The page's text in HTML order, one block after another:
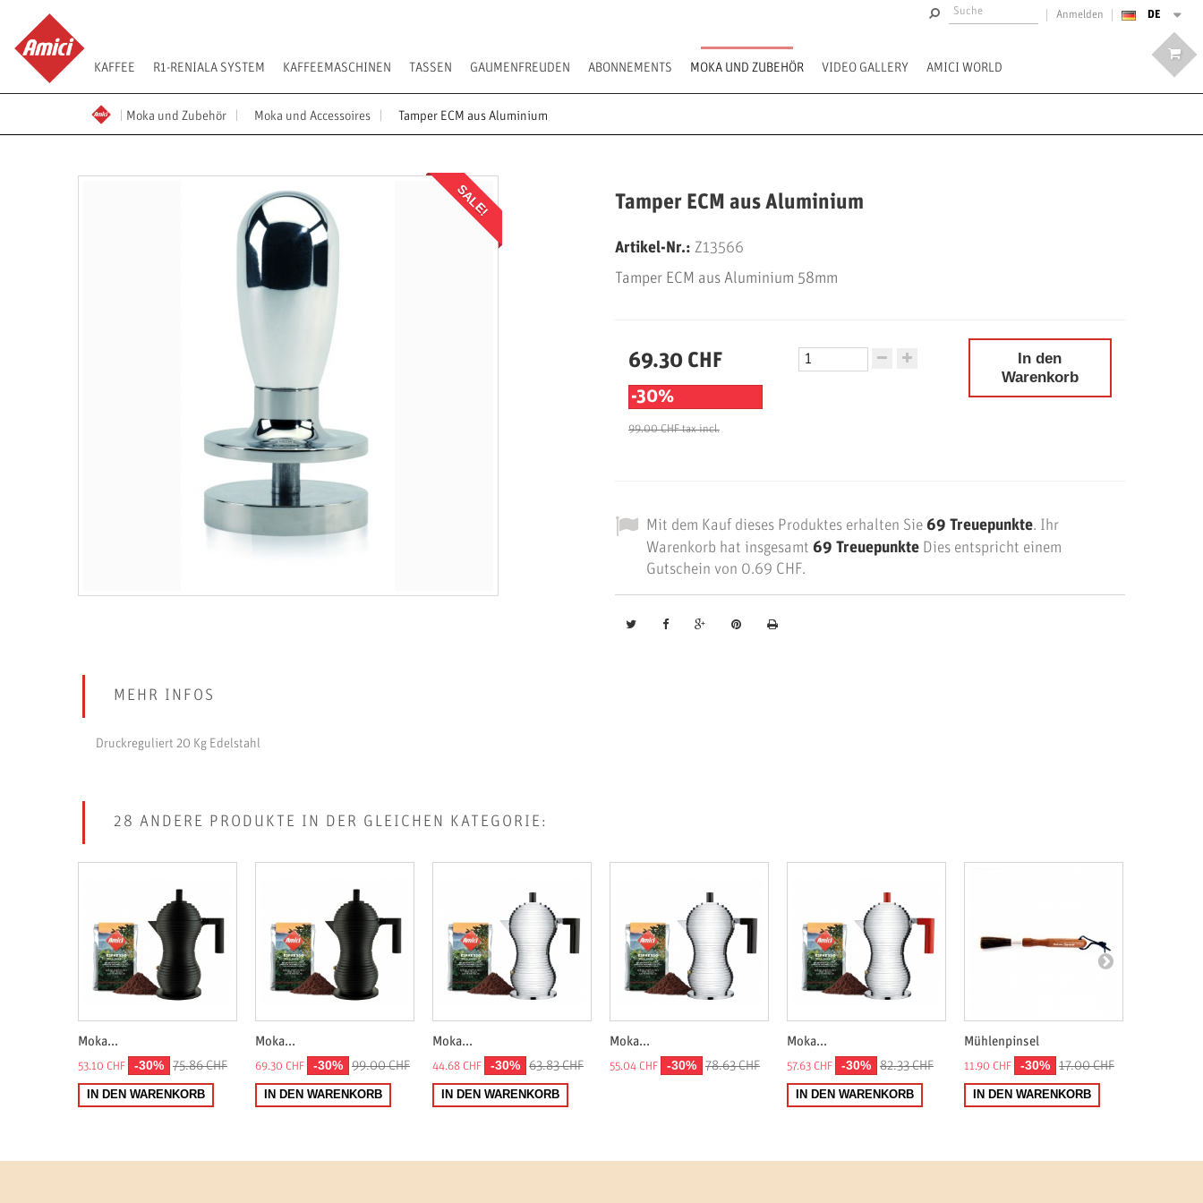
DE
Anmelden
KAFFEE R1-RENIALA SYSTEM KAFFEEMASCHINEN TASSEN GAUMENFREUDEN ABONNEMENTS MOKA UND ZUBEHÖR VIDEO GALLERY AMICI WORLD
Moka und Zubehör Moka und Accessoires Tamper ECM aus Aluminium
SALE! Tamper ECM aus Aluminium
Artikel-Nr.: Z13566
Tamper ECM aus Aluminium 58mm
69.30 CHF
-30%
99.00 CHFtax incl.
In den
Warenkorb
Mit dem Kauf dieses Produktes erhalten Sie 69 Treuepunkte. Ihr
Warenkorb hat insgesamt 69 TreuepunkteDies entspricht einem
Gutschein von 0.69 CHF.
MEHR INFOS
Druckreguliert 20 Kg Edelstahl
28 ANDERE PRODUKTE IN DER GLEICHEN KATEGORIE:
Moka...
53.10 CHF -30% 75.86 CHF
IN DEN WARENKORB
Moka...
69.30 CHF -30% 99.00 CHF
IN DEN WARENKORB
Moka...
44.68 CHF -30% 63.83 CHF
IN DEN WARENKORB
Moka...
55.04 CHF -30% 78.63 CHF
Moka...
57.63 CHF -30% 82.33 CHF
IN DEN WARENKORB
Mühlenpinsel
11.90 CHF -30% 17.00 CHF
IN DEN WARENKORB